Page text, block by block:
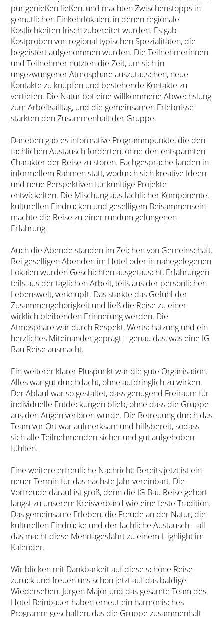
pur genießen ließen, und machten Zwischenstopps in
gemütlichen Einkehrlokalen, in denen regionale
Köstlichkeiten frisch zubereitet wurden. Es gab
Kostproben von regional typischen Spezialitäten, die
begeistert aufgenommen wurden. Die Teilnehmerinnen
und Teilnehmer nutzten die Zeit, um sich in
ungezwungener Atmosphäre auszutauschen, neue
Kontakte zu knüpfen und bestehende Kontakte zu
vertiefen. Die Natur bot eine willkommene Abwechslung
zum Arbeitsalltag, und die gemeinsamen Erlebnisse
stärkten den Zusammenhalt der Gruppe.
Daneben gab es informative Programmpunkte, die den
fachlichen Austausch förderten, ohne den entspannten
Charakter der Reise zu stören. Fachgespräche fanden in
informellem Rahmen statt, wodurch sich kreative Ideen
und neue Perspektiven für künftige Projekte
entwickelten. Die Mischung aus fachlicher Komponente,
kulturellen Eindrücken und geselligem Beisammensein
machte die Reise zu einer rundum gelungenen
Erfahrung.
Auch die Abende standen im Zeichen von Gemeinschaft.
Bei geselligen Abenden im Hotel oder in nahegelegenen
Lokalen wurden Geschichten ausgetauscht, Erfahrungen
teils aus der täglichen Arbeit, teils aus der persönlichen
Lebenswelt, verknüpft. Das stärkte das Gefühl der
Zusammengehörigkeit und ließ die Reise zu einer
wirklich bleibenden Erinnerung werden. Die
Atmosphäre war durch Respekt, Wertschätzung und ein
herzliches Miteinander geprägt – genau das, was eine IG
Bau Reise ausmacht.
Ein weiterer klarer Pluspunkt war die gute Organisation.
Alles war gut durchdacht, ohne aufdringlich zu wirken.
Der Ablauf war so gestaltet, dass genügend Freiraum für
individuelle Entdeckungen blieb, ohne dass die Gruppe
aus den Augen verloren wurde. Die Betreuung durch das
Team vor Ort war aufmerksam und hilfsbereit, sodass
sich alle Teilnehmenden sicher und gut aufgehoben
fühlten.
Eine weitere erfreuliche Nachricht: Bereits jetzt ist ein
neuer Termin für das nächste Jahr vereinbart. Die
Vorfreude darauf ist groß, denn die IG Bau Reise gehört
längst zu unserem Kreisverband wie eine feste Tradition.
Das gemeinsame Erleben, die Freude an der Natur, die
kulturellen Eindrücke und der fachliche Austausch – all
das macht diese Mehrtagesfahrt zu einem Highlight im
Kalender.
Wir blicken mit Dankbarkeit auf diese schöne Reise
zurück und freuen uns schon jetzt auf das baldige
Wiedersehen. Jürgen Major und das gesamte Team des
Hotel Beinbauer haben erneut ein harmonisches
Programm geschaffen, das die Gruppe zusammenhält